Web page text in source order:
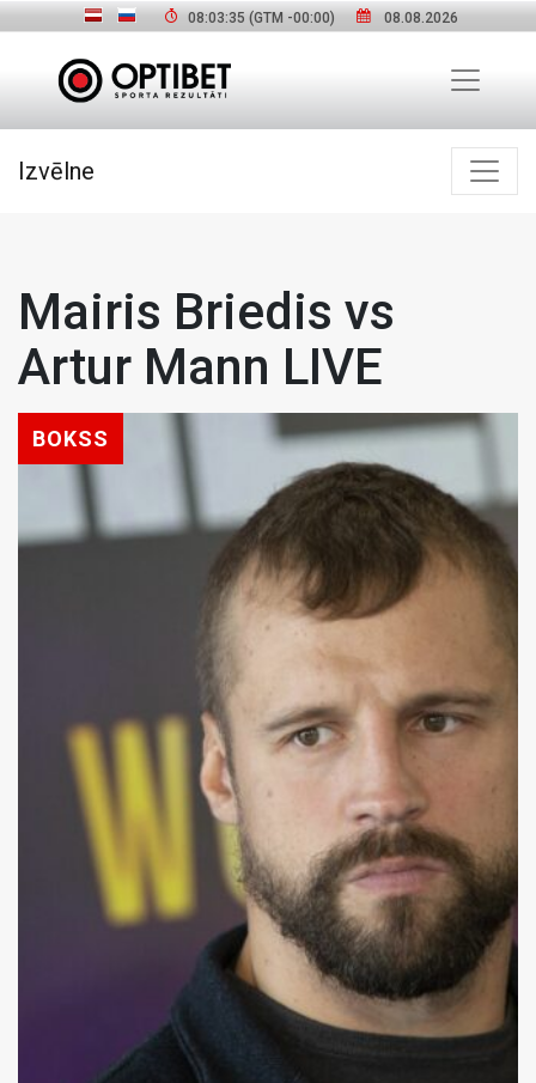
08:03:37 (GTM -00:00) 08.08.2026
Izvēlne
Mairis Briedis vs
Artur Mann LIVE
BOKSS